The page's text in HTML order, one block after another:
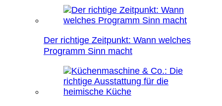
Der richtige Zeitpunkt: Wann welches
Programm Sinn macht